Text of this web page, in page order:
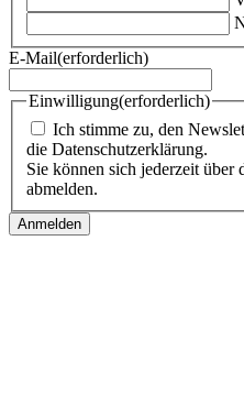
E-Mail(erforderlich)
Einwilligung(erforderlich)
Ich stimme zu, den
die Datenschutzerklärung.
Sie können sich jederzeit
abmelden.